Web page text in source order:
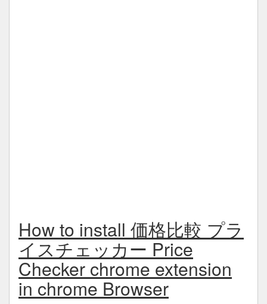
How to install 価格比較 プラ
イスチェッカー Price
Checker chrome extension
in chrome Browser